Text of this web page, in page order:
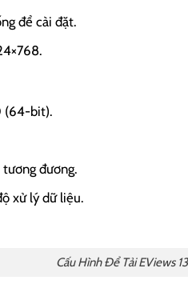
để cài đặt.
(64-bit).
đương.
xử lý dữ liệu.
Cấu Hình Để Tải EViews 13